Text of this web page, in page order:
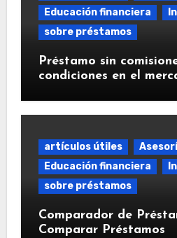
Educación financiera
sobre préstamos
Préstamo sin
condiciones en el
artículos útiles
Educación financiera
sobre préstamos
Comparador de
Comparar Préstamos